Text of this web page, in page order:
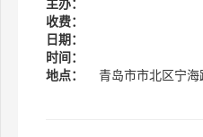
收费：
日期：
时间：
地点：
青岛市市北区宁